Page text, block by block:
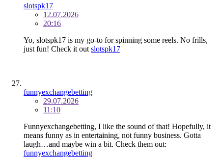
slotspk17
12.07.2026
20:16
Yo, slotspk17 is my go-to for spinning some reels. No frills,
just fun! Check it out slotspk17
funnyexchangebetting
29.07.2026
11:10
Funnyexchangebetting, I like the sound of that! Hopefully, it
means funny as in entertaining, not funny business. Gotta
laugh…and maybe win a bit. Check them out:
funnyexchangebetting